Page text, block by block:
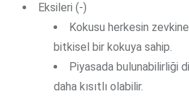
Eksileri (-)
Kokusu herkesin
bitkisel bir kokuya sahip.
Piyasada bulunabilirliği
daha kısıtlı olabilir.